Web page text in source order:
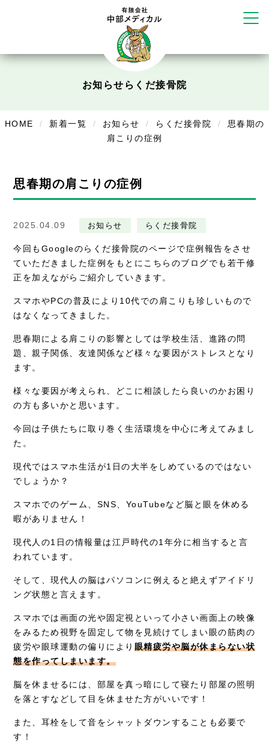
ボディコンフォート Cure
美容
症例別施術
お知らせ らくだ接骨院
HOME 新着一覧 お知らせ らくだ接骨院
思春期の
肩こりの症例
思春期の肩こりの症例
2025.04.09 お知らせ らくだ接骨院
今回もGoogleのらくだ接骨院のページで症例報告をさせ
ていただきました症例をもとにこちらのブログでも若干修
正を加えながらご紹介していきます。
スマホやPCの普及により10代での肩こりも珍しいもので
はなくなってきました。
思春期による肩こりの影響としては学校生活、進路の問
題、親子関係、友達関係など様々な要因がストレスとなり
ます。
様々な要因が考えられ、どこに相談したら良いのかお困り
の方も多いかと思います。
今回は子供たちに取り巻く生活環境を中心に考えてみまし
た。
現代ではスマホ生活が1日の大半をしめているのではない
でしょうか？
スマホでのゲーム、SNS、YouTubeなど脳と眼を休める
暇がありません！
現代人の1日の情報量は江戸時代の1年分に相当すると言
われています。
そして、現代人の脳はパソコンに例えると絶えずアイドリ
ング状態と言えます。
スマホでは画面の光や固定視といって小さい画面上の映像
をみるため視野を固定して物を見続けてしまい眼の筋肉の
疲労や眼球運動の偏りにより 眼精疲労や脳が休まらない状
態を作ってしまいます。
脳を休ませるには、部屋を真っ暗にして寝たり部屋の照明
を落とすなどして目を休ませた方がいいです！
また、耳栓をして音をシャットダウンすることも必要で
す！